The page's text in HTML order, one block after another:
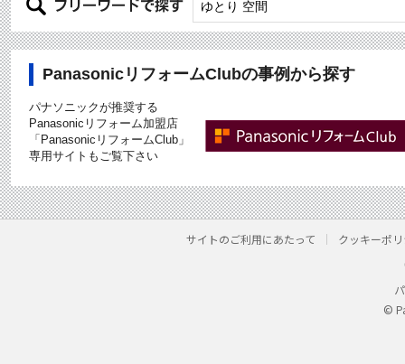
PanasonicリフォームClubの事例から探す
パナソニックが推奨する
Panasonicリフォーム加盟店
「PanasonicリフォームClub」
専用サイトもご覧下さい
サイトのご利用にあたって クッキーポ
©